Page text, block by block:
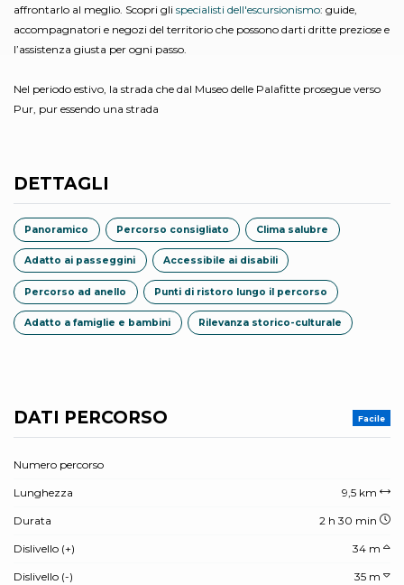
affrontarlo al meglio. Scopri gli specialisti dell'escursionismo: guide,
accompagnatori e negozi del territorio che possono darti dritte preziose e
l’assistenza giusta per ogni passo.
Nel periodo estivo, la strada che dal Museo delle Palafitte prosegue verso
Pur, pur essendo una strada
DETTAGLI
Panoramico Percorso consigliato Clima salubre
Adatto ai passeggini Accessibile ai disabili
Percorso ad anello Punti di ristoro lungo il percorso
Adatto a famiglie e bambini Rilevanza storico-culturale
DATI PERCORSO Facile
Numero percorso
Lunghezza 9,5 km
Durata 2 h 30 min
Dislivello (+) 34 m
Dislivello (-) 35 m